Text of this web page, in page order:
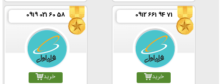
0912 661 94 71
خرید
0919 021 60 58
خرید